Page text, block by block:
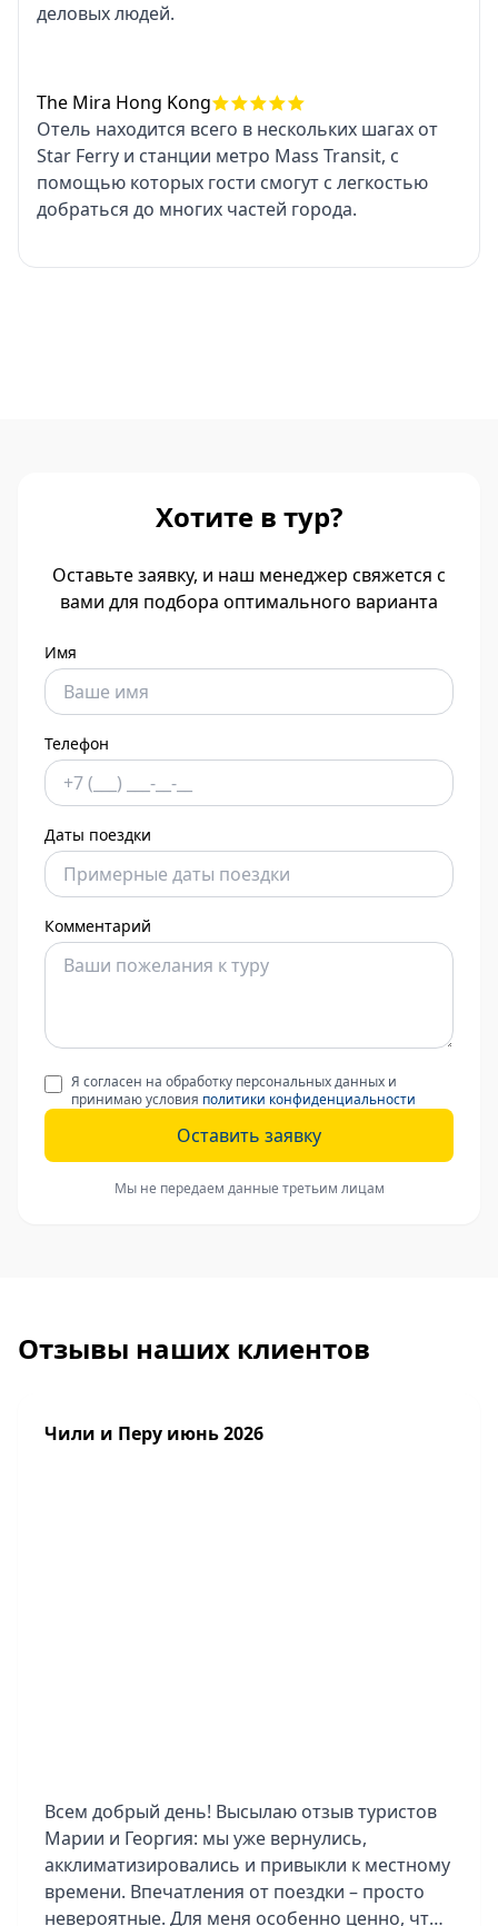
деловых людей.
The Mira Hong Kong
Отель находится всего в нескольких шагах от
Star Ferry и станции метро Mass Transit, с
помощью которых гости смогут с легкостью
добраться до многих частей города.
Хотите в тур?
Оставьте заявку, и наш менеджер свяжется с
вами для подбора оптимального варианта
Имя
Телефон
Даты поездки
Комментарий
Я согласен на обработку персональных данных и
принимаю условия политики конфиденциальности
Оставить заявку
Мы не передаем данные третьим лицам
Отзывы наших клиентов
Чили и Перу июнь 2026
Всем добрый день! Высылаю отзыв туристов
Марии и Георгия: мы уже вернулись,
акклиматизировались и привыкли к местному
времени. Впечатления от поездки – просто
невероятные. Для меня особенно ценно, что